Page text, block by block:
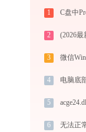
1
2
3
4
5
6 无法正